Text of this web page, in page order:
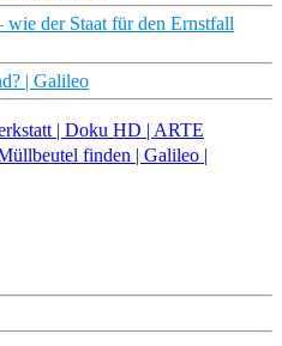
wie der Staat für den Ernstfall
| Galileo
| Doku HD | ARTE
finden | Galileo |